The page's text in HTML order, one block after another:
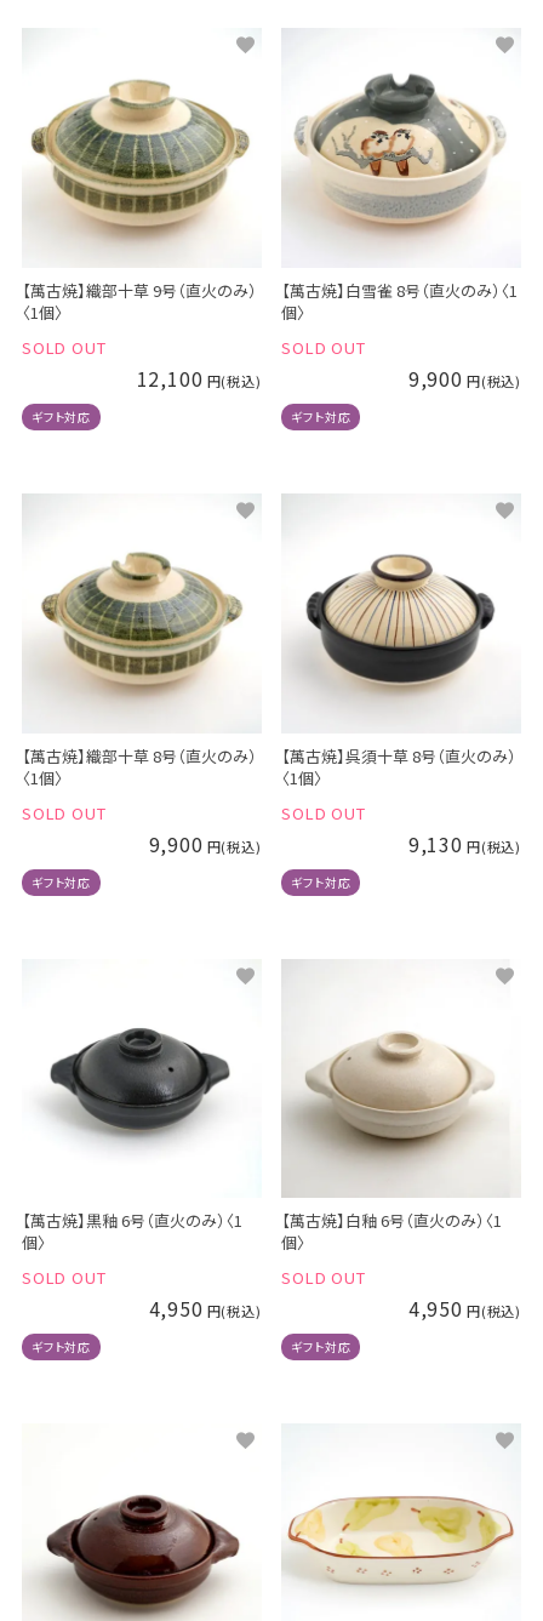
【萬古焼】織部十草 9号（直火のみ）
〈1個〉
SOLD OUT
12,100
ギフト対応
【萬古焼】白雪雀 8号（直火のみ）〈1
個〉
SOLD OUT
9,900
ギフト対応
【萬古焼】織部十草 8号（直火のみ）
〈1個〉
SOLD OUT
9,900
ギフト対応
【萬古焼】呉須十草 8号（直火のみ）
〈1個〉
SOLD OUT
9,130
ギフト対応
【萬古焼】黒釉 6号（直火のみ）〈1
個〉
SOLD OUT
4,950
ギフト対応
【萬古焼】白釉 6号（直火のみ）〈1
個〉
SOLD OUT
4,950
ギフト対応